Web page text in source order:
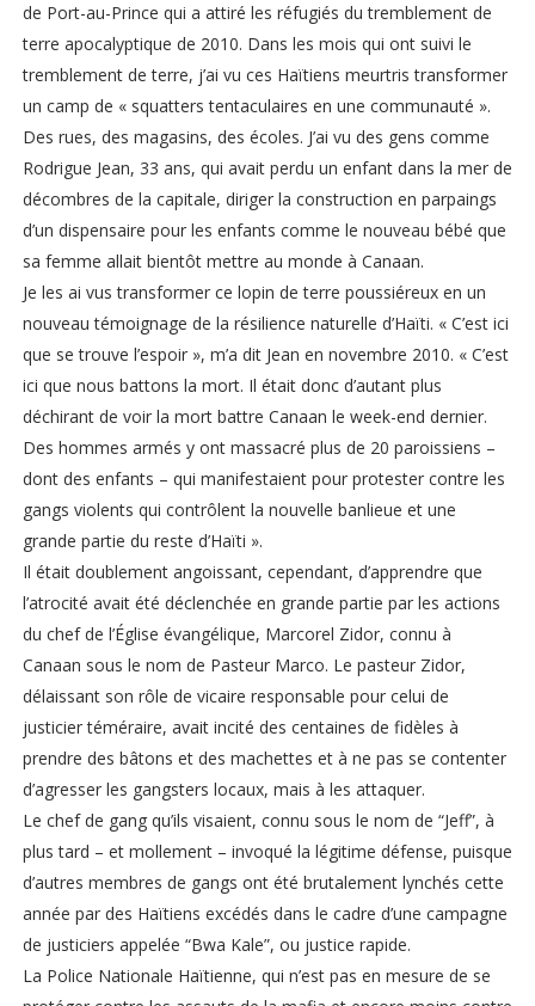
de Port-au-Prince qui a attiré les réfugiés du tremblement de
terre apocalyptique de 2010. Dans les mois qui ont suivi le
tremblement de terre, j’ai vu ces Haïtiens meurtris transformer
un camp de « squatters tentaculaires en une communauté ».
Des rues, des magasins, des écoles. J’ai vu des gens comme
Rodrigue Jean, 33 ans, qui avait perdu un enfant dans la mer de
décombres de la capitale, diriger la construction en parpaings
d’un dispensaire pour les enfants comme le nouveau bébé que
sa femme allait bientôt mettre au monde à Canaan.
Je les ai vus transformer ce lopin de terre poussiéreux en un
nouveau témoignage de la résilience naturelle d’Haïti. « C’est ici
que se trouve l’espoir », m’a dit Jean en novembre 2010. « C’est
ici que nous battons la mort. Il était donc d’autant plus
déchirant de voir la mort battre Canaan le week-end dernier.
Des hommes armés y ont massacré plus de 20 paroissiens –
dont des enfants – qui manifestaient pour protester contre les
gangs violents qui contrôlent la nouvelle banlieue et une
grande partie du reste d’Haïti ».
Il était doublement angoissant, cependant, d’apprendre que
l’atrocité avait été déclenchée en grande partie par les actions
du chef de l’Église évangélique, Marcorel Zidor, connu à
Canaan sous le nom de Pasteur Marco. Le pasteur Zidor,
délaissant son rôle de vicaire responsable pour celui de
justicier téméraire, avait incité des centaines de fidèles à
prendre des bâtons et des machettes et à ne pas se contenter
d’agresser les gangsters locaux, mais à les attaquer.
Le chef de gang qu’ils visaient, connu sous le nom de “Jeff”, à
plus tard – et mollement – invoqué la légitime défense, puisque
d’autres membres de gangs ont été brutalement lynchés cette
année par des Haïtiens excédés dans le cadre d’une campagne
de justiciers appelée “Bwa Kale”, ou justice rapide.
La Police Nationale Haïtienne, qui n’est pas en mesure de se